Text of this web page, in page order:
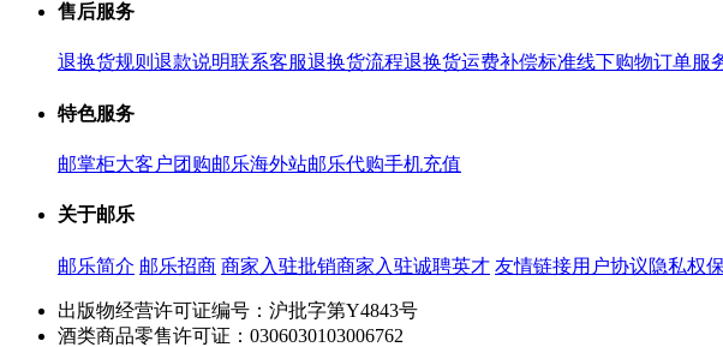
售后服务
退换货规则 退款说明联系客服退换货流程退换货运费补偿标准线下购物订单服
特色服务
邮掌柜大客户团购邮乐海外站邮乐代购手机充值
关于邮乐
邮乐简介 邮乐招商 商家入驻批销商家入驻诚聘英才 友情链接用户协议隐私权
出版物经营许可证编号：沪批字第Y4843号
酒类商品零售许可证：0306030103006762